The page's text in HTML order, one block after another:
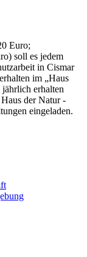
Euro;
soll es jedem
in Cismar
im „Haus
erhalten
der Natur -
eingeladen.